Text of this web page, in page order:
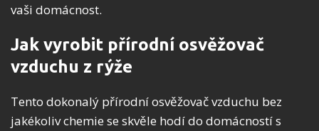
vaši domácnost.
Jak vyrobit přírodní osvěžovač
vzduchu z rýže
Tento dokonalý přírodní osvěžovač vzduchu bez
jakékoliv chemie se skvěle hodí do domácností s